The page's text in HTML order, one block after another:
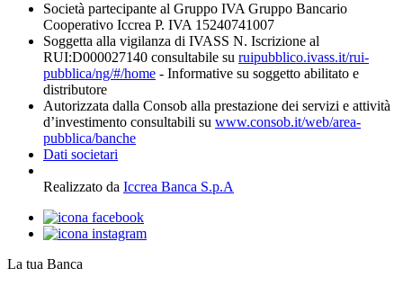
Società partecipante al Gruppo IVA Gruppo Bancario
Cooperativo Iccrea P. IVA 15240741007
Soggetta alla vigilanza di IVASS N. Iscrizione al
RUI:D000027140 consultabile su ruipubblico.ivass.it/rui-
pubblica/ng/#/home - Informative su soggetto abilitato e
distributore
Autorizzata dalla Consob alla prestazione dei servizi e attività
d’investimento consultabili su www.consob.it/web/area-
pubblica/banche
Dati societari
Realizzato da Iccrea Banca S.p.A
La tua Banca